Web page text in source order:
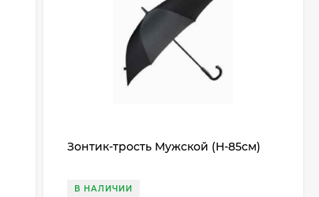
Зонтик-трость Мужской (Н-85см)
В НАЛИЧИИ